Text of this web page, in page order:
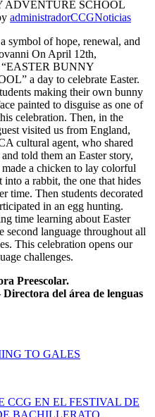
ADVENTURE SCHOOL
administradorCCGNoticias
symbol of hope, renewal, and
On April 12th,
“EASTER BUNNY
a day to celebrate Easter.
making their own bunny
painted to disguise as one of
celebration. Then, in the
visited us from England,
cultural agent, who shared
told them an Easter story,
a chicken to lay colorful
into a rabbit, the one that hides
time. Then students decorated
in an egg hunting.
time learning about Easter
second language throughout all
This celebration opens our
challenges.
Preescolar.
del área de lenguas
TO GALES
CCG EN EL FESTIVAL DE
BACHILLERATO.